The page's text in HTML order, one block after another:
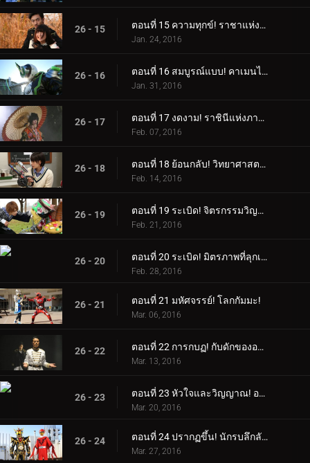
26 - 15 ตอนที่ 15 ความทุกข์! ราชาแห่งการหลบหนีที่ดื้อรั้น!
Jan. 24, 2016
26 - 16 ตอนที่ 16 สมบูรณ์แบบ! คาเมนไรเดอร์สีขาว!
Jan. 31, 2016
26 - 17 ตอนที่ 17 งดงาม! ราชินีแห่งภาพลวงตา!
Feb. 07, 2016
26 - 18 ตอนที่ 18 ย้อนกลับ! วิทยาศาสตร์ลึกลับ!
Feb. 14, 2016
26 - 19 ตอนที่ 19 ระเบิด! จิตรกรรมวิญญาณ!
Feb. 21, 2016
26 - 20 ตอนที่ 20 ระเบิด! มิตรภาพที่ลุกเป็นไฟ!
Feb. 28, 2016
26 - 21 ตอนที่ 21 มหัศจรรย์! โลกกัมมะ!
Mar. 06, 2016
26 - 22 ตอนที่ 22 การกบฏ! กับดักของอาเดล!
Mar. 13, 2016
26 - 23 ตอนที่ 23 หัวใจและวิญญาณ! อายคอนยักษ์!
Mar. 20, 2016
26 - 24 ตอนที่ 24 ปรากฏขึ้น! นักรบลึกลับ!
Mar. 27, 2016